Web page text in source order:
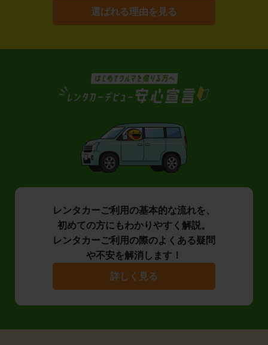
選ばれる理由を見る
レンタカーご利用の基本的な流れを、
初めての方にもわかりやすく解説。
レンタカーご利用の際のよくある疑問
や不安を解消します！
詳しく見る